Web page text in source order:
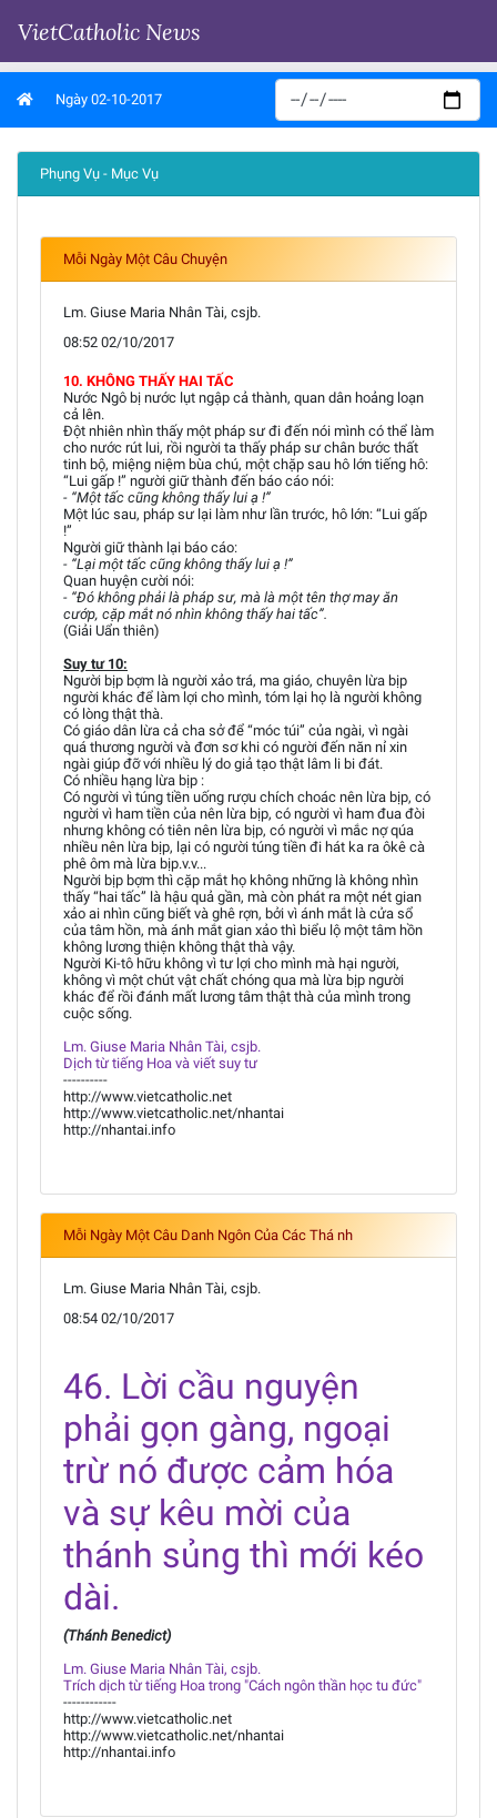
VietCatholic News
Ngày 02-10-2017
Phụng Vụ - Mục Vụ
Mỗi Ngày Một Câu Chuyện
Lm. Giuse Maria Nhân Tài, csjb.
08:52 02/10/2017
10. KHÔNG THẤY HAI TẤC
Nước Ngô bị nước lụt ngập cả thành, quan dân hoảng loạn
cả lên.
Đột nhiên nhìn thấy một pháp sư đi đến nói mình có thể làm
cho nước rút lui, rồi người ta thấy pháp sư chân bước thất
tinh bộ, miệng niệm bùa chú, một chặp sau hô lớn tiếng hô:
“Lui gấp !” người giữ thành đến báo cáo nói:
- “Một tấc cũng không thấy lui ạ !”
Một lúc sau, pháp sư lại làm như lần trước, hô lớn: “Lui gấp
!”
Người giữ thành lại báo cáo:
- “Lại một tấc cũng không thấy lui ạ !”
Quan huyện cười nói:
- “Đó không phải là pháp sư, mà là một tên thợ may ăn
cướp, cặp mắt nó nhìn không thấy hai tấc”.
(Giải Uẩn thiên)
Suy tư 10:
Người bịp bợm là người xảo trá, ma giáo, chuyên lừa bịp
người khác để làm lợi cho mình, tóm lại họ là người không
có lòng thật thà.
Có giáo dân lừa cả cha sở để “móc túi” của ngài, vì ngài
quá thương người và đơn sơ khi có người đến năn nỉ xin
ngài giúp đỡ với nhiều lý do giả tạo thật lâm li bi đát.
Có nhiều hạng lừa bịp :
Có người vì túng tiền uống rượu chích choác nên lừa bịp, có
người vì ham tiền của nên lừa bịp, có người vì ham đua đòi
nhưng không có tiên nên lừa bịp, có người vì mắc nợ qúa
nhiều nên lừa bịp, lại có người túng tiền đi hát ka ra ôkê cà
phê ôm mà lừa bịp.v.v...
Người bịp bợm thì cặp mắt họ không những là không nhìn
thấy “hai tấc” là hậu quả gần, mà còn phát ra một nét gian
xảo ai nhìn cũng biết và ghê rợn, bởi vì ánh mắt là cửa sổ
của tâm hồn, mà ánh mắt gian xảo thì biểu lộ một tâm hồn
không lương thiện không thật thà vậy.
Người Ki-tô hữu không vì tư lợi cho mình mà hại người,
không vì một chút vật chất chóng qua mà lừa bịp người
khác để rồi đánh mất lương tâm thật thà của mình trong
cuộc sống.
Lm. Giuse Maria Nhân Tài, csjb.
Dịch từ tiếng Hoa và viết suy tư
----------
http://www.vietcatholic.net
http://www.vietcatholic.net/nhantai
http://nhantai.info
Mỗi Ngày Một Câu Danh Ngôn Của Các Thá nh
Lm. Giuse Maria Nhân Tài, csjb.
08:54 02/10/2017
46. Lời cầu nguyện
phải gọn gàng, ngoại
trừ nó được cảm hóa
và sự kêu mời của
thánh sủng thì mới kéo
dài.
(Thánh Benedict)
Lm. Giuse Maria Nhân Tài, csjb.
Trích dịch từ tiếng Hoa trong "Cách ngôn thần học tu đức"
------------
http://www.vietcatholic.net
http://www.vietcatholic.net/nhantai
http://nhantai.info